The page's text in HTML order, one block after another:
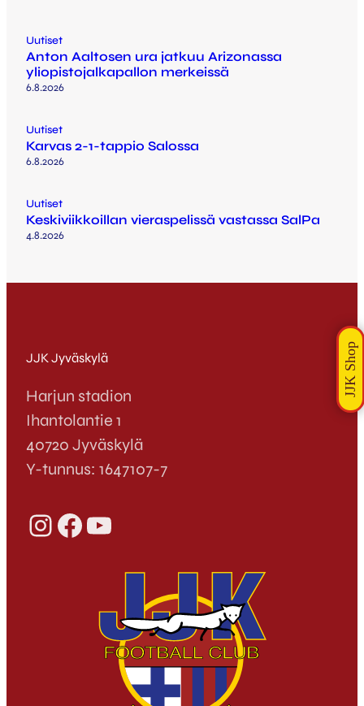
Uutiset
Anton Aaltosen ura jatkuu Arizonassa
yliopistojalkapallon merkeissä
6.8.2026
Uutiset
Karvas 2-1-tappio Salossa
6.8.2026
Uutiset
Keskiviikkoillan vieraspelissä vastassa SalPa
4.8.2026
JJK Jyväskylä
Harjun stadion
Ihantolantie 1
40720 Jyväskylä
Y-tunnus: 1647107-7
InstagramFacebook YouTube